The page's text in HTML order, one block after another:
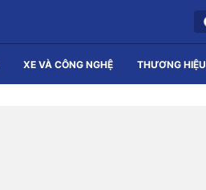
XE VÀ CÔNG NGHỆ THƯƠNG HIỆU